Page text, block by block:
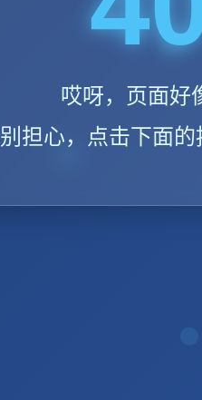
哎呀，页面好
别担心，点击下面